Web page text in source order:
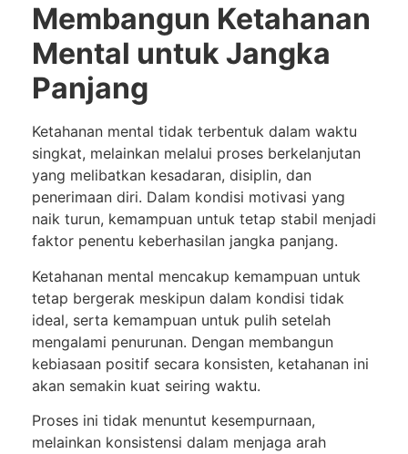
Membangun Ketahanan
Mental untuk Jangka
Panjang
Ketahanan mental tidak terbentuk dalam waktu
singkat, melainkan melalui proses berkelanjutan
yang melibatkan kesadaran, disiplin, dan
penerimaan diri. Dalam kondisi motivasi yang
naik turun, kemampuan untuk tetap stabil menjadi
faktor penentu keberhasilan jangka panjang.
Ketahanan mental mencakup kemampuan untuk
tetap bergerak meskipun dalam kondisi tidak
ideal, serta kemampuan untuk pulih setelah
mengalami penurunan. Dengan membangun
kebiasaan positif secara konsisten, ketahanan ini
akan semakin kuat seiring waktu.
Proses ini tidak menuntut kesempurnaan,
melainkan konsistensi dalam menjaga arah